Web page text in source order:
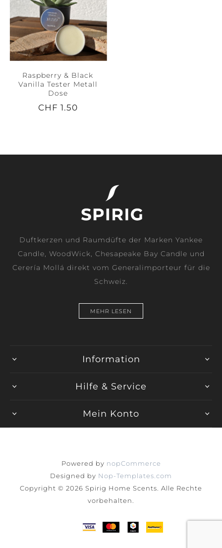
Raspberry & Black
Vanilla Tester Metall
Dose
CHF 1.50
Duftkerzen und Raumdüfte der Marken Yankee
Candle, WoodWick, Chesapeake Bay Candle und
Cerería Mollá direkt vom Generalimporteur für die
Schweiz.
MEHR LESEN
Information
Hilfe & Service
Mein Konto
Powered by nopCommerce
Designed by Nop-Templates.com
Copyright © 2026 Spirig Home Scents. Alle Rechte
vorbehalten.